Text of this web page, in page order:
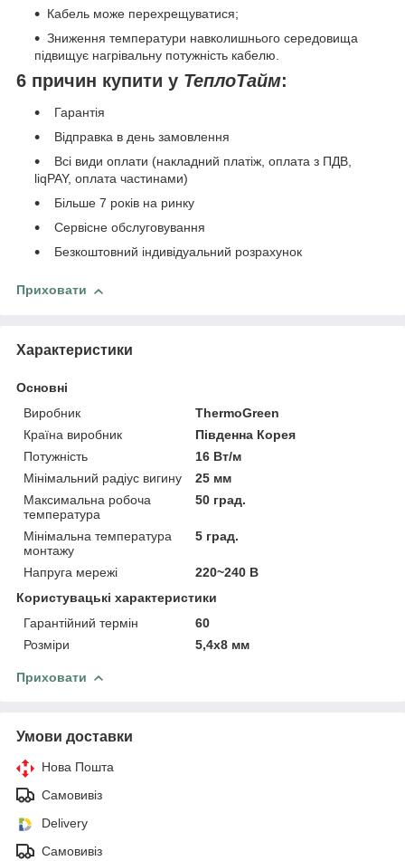
Кабель може перехрещуватися;
Зниження температури навколишнього середовища
підвищує нагрівальну потужність кабелю.
6 причин купити у ТеплоТайм:
Гарантія
Відправка в день замовлення
Всі види оплати (накладний платіж, оплата з ПДВ,
liqPAY, оплата частинами)
Більше 7 років на ринку
Сервісне обслуговування
Безкоштовний індивідуальний розрахунок
Приховати
Характеристики
Основні
Виробник
ThermoGreen
Країна виробник
Південна Корея
Потужність
16 Вт/м
Мінімальний радіус вигину
25 мм
Максимальна робоча
температура
50 град.
Мінімальна температура
монтажу
5 град.
Напруга мережі
220~240 В
Користувацькi характеристики
Гарантійний термін
60
Розміри
5,4х8 мм
Приховати
Умови доставки
Нова Пошта
Самовивіз
Delivery
Самовивіз